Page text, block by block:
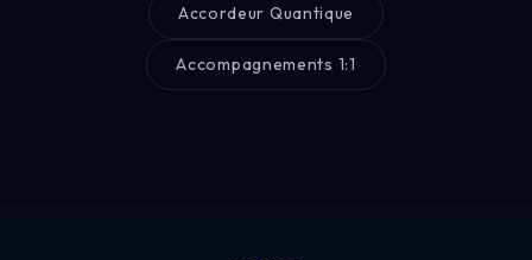
Accordeur Quantique
Accompagnements 1:1